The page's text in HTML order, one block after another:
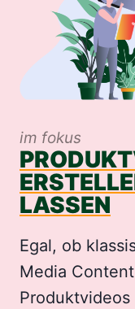
im fokus
LASSEN
Egal, ob
Media